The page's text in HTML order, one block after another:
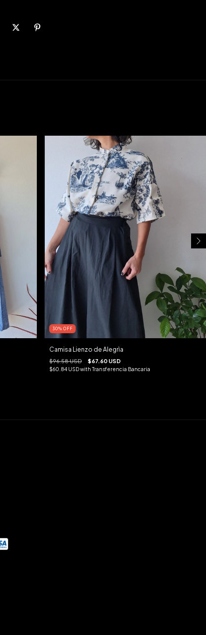
30%OFF
Camisa Lienzo de Alegrìa
$96.58 USD $67.60 USD
$60.84 USDwith Transferencia Bancaria